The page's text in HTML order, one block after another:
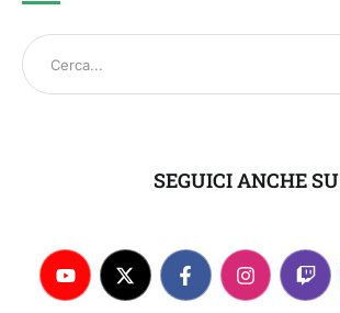
SEGUICI ANCHE SU